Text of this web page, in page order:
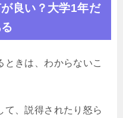
良い？大学1年だ
ときは、わからないこ
て、説得されたり怒ら